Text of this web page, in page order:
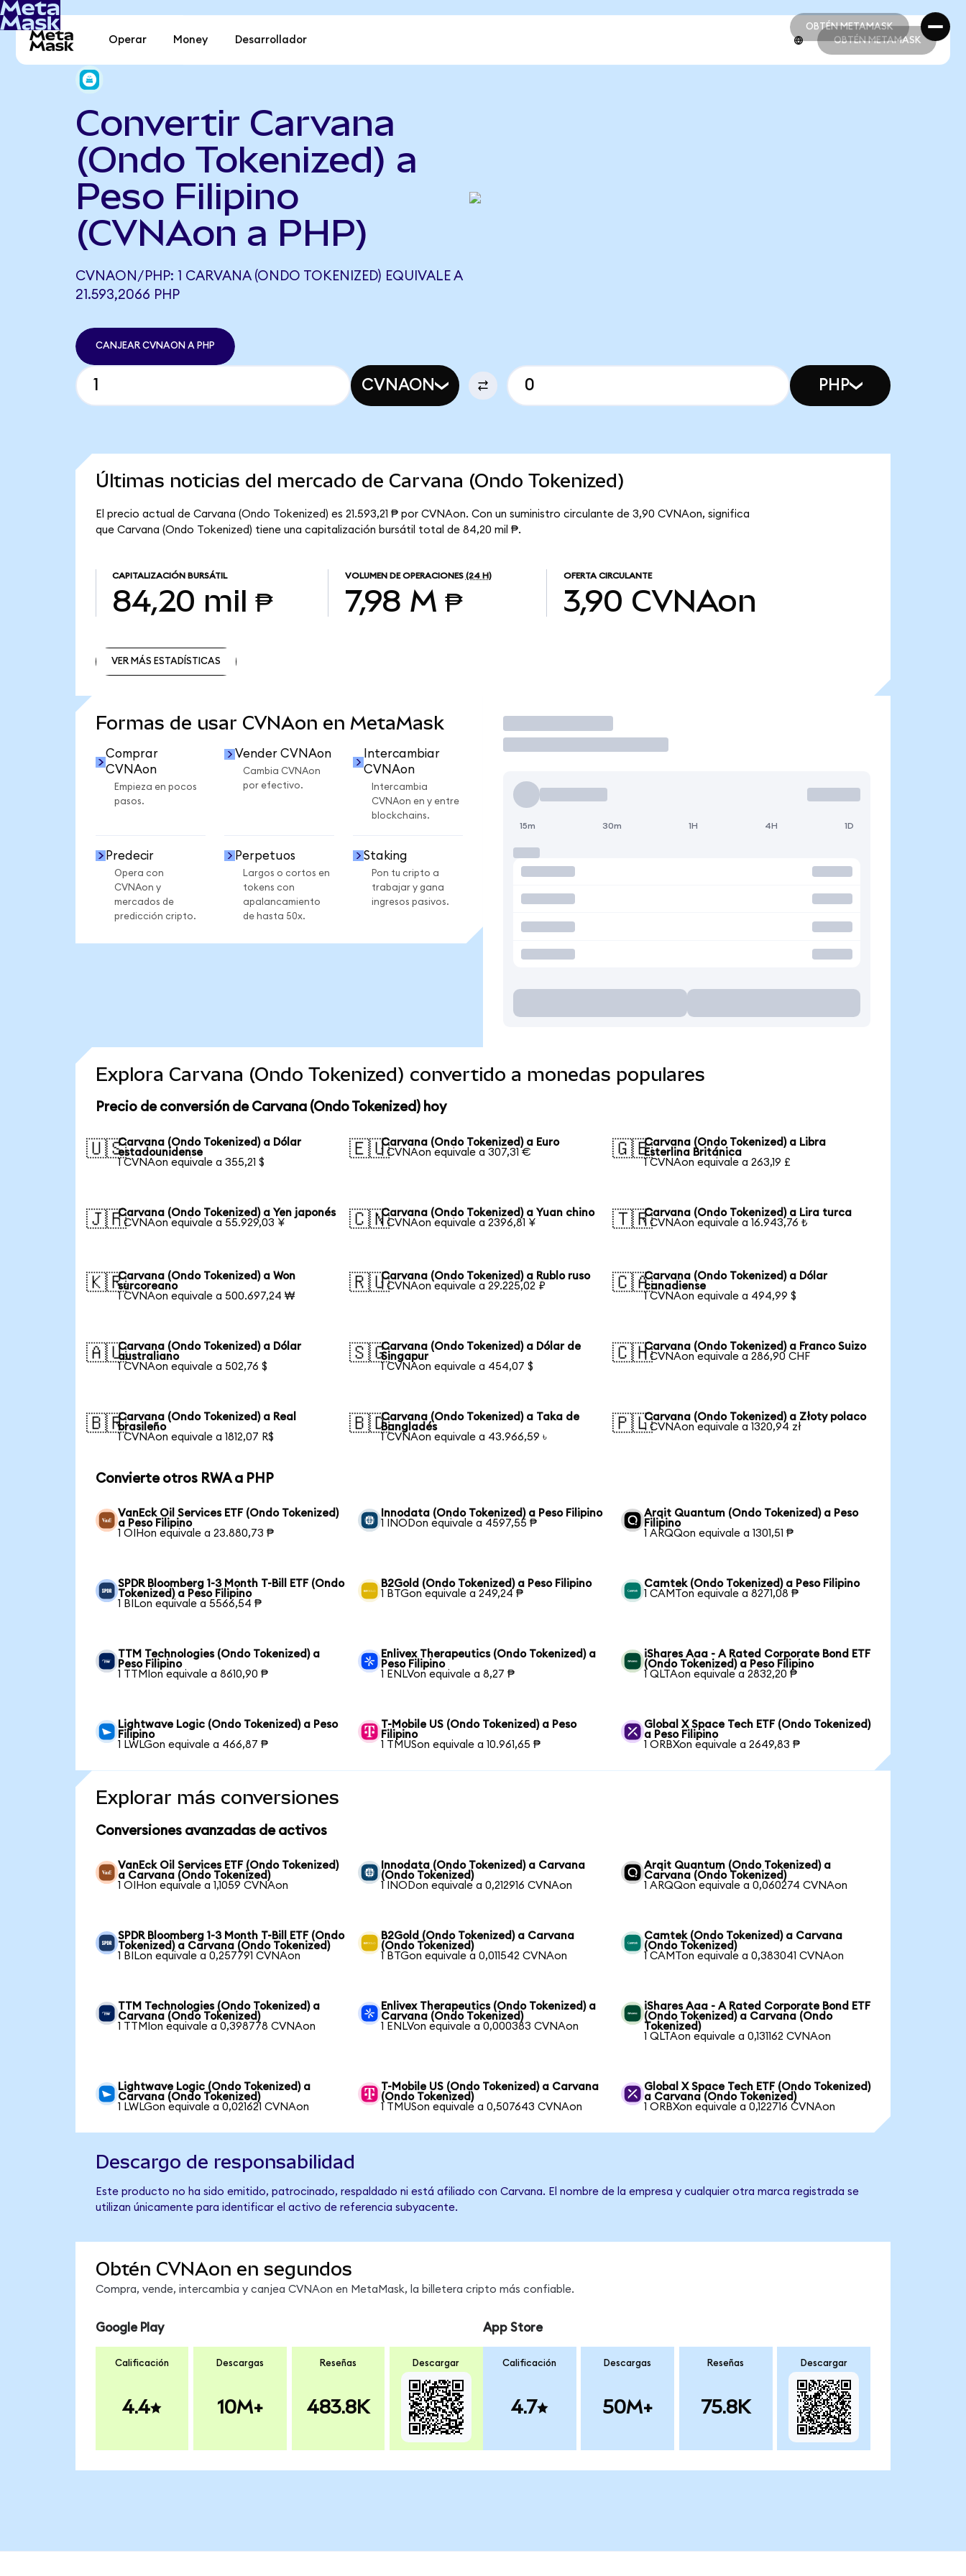
OBTÉN METAMASK
OBTÉN METAMASK
Operar Money Desarrollador OBTÉN METAMASK
Convertir Carvana
(Ondo Tokenized) a
Peso Filipino
(CVNAon a PHP)
CVNAON/PHP: 1 CARVANA (ONDO TOKENIZED) EQUIVALE A
21.593,2066 PHP
CANJEAR CVNAON A PHP
CVNAON PHP
Últimas noticias del mercado de Carvana (Ondo Tokenized)
El precio actual de Carvana (Ondo Tokenized) es 21.593,21 ₱ por CVNAon. Con un suministro circulante de 3,90 CVNAon, significa
que Carvana (Ondo Tokenized) tiene una capitalización bursátil total de 84,20 mil ₱.
CAPITALIZACIÓN BURSÁTIL
84,20 mil ₱
VOLUMEN DE OPERACIONES (24 H)
7,98 M ₱
OFERTA CIRCULANTE
3,90 CVNAon
VER MÁS ESTADÍSTICAS
Formas de usar CVNAon en MetaMask
Comprar
CVNAon
Empieza en pocos
pasos.
Vender CVNAon
Cambia CVNAon
por efectivo.
Intercambiar
CVNAon
Intercambia
CVNAon en y entre
blockchains.
Predecir
Opera con
CVNAon y
mercados de
predicción cripto.
Perpetuos
Largos o cortos en
tokens con
apalancamiento
de hasta 50x.
Staking
Pon tu cripto a
trabajar y gana
ingresos pasivos.
Operar
15m 30m 1H 4H 1D
Explora Carvana (Ondo Tokenized) convertido a monedas populares
Precio de conversión de Carvana (Ondo Tokenized) hoy
🇺🇸Carvana (Ondo Tokenized) a Dólar
estadounidense
1 CVNAon equivale a 355,21 $
🇪🇺Carvana (Ondo Tokenized) a Euro
1 CVNAon equivale a 307,31 €
🇬🇧Carvana (Ondo Tokenized) a Libra
Esterlina Británica
1 CVNAon equivale a 263,19 £
🇯🇵Carvana (Ondo Tokenized) a Yen japonés
1 CVNAon equivale a 55.929,03 ¥
🇨🇳Carvana (Ondo Tokenized) a Yuan chino
1 CVNAon equivale a 2396,81 ¥
🇹🇷Carvana (Ondo Tokenized) a Lira turca
1 CVNAon equivale a 16.943,76 ₺
🇰🇷Carvana (Ondo Tokenized) a Won
surcoreano
1 CVNAon equivale a 500.697,24 ₩
🇷🇺Carvana (Ondo Tokenized) a Rublo ruso
1 CVNAon equivale a 29.225,02 ₽
🇨🇦Carvana (Ondo Tokenized) a Dólar
canadiense
1 CVNAon equivale a 494,99 $
🇦🇺Carvana (Ondo Tokenized) a Dólar
australiano
1 CVNAon equivale a 502,76 $
🇸🇬Carvana (Ondo Tokenized) a Dólar de
Singapur
1 CVNAon equivale a 454,07 $
🇨🇭Carvana (Ondo Tokenized) a Franco Suizo
1 CVNAon equivale a 286,90 CHF
🇧🇷Carvana (Ondo Tokenized) a Real
brasileño
1 CVNAon equivale a 1812,07 R$
🇧🇩Carvana (Ondo Tokenized) a Taka de
Bangladés
1 CVNAon equivale a 43.966,59 ৳
🇵🇱Carvana (Ondo Tokenized) a Złoty polaco
1 CVNAon equivale a 1320,94 zł
Convierte otros RWA a PHP
VanEck Oil Services ETF (Ondo Tokenized)
a Peso Filipino
1 OIHon equivale a 23.880,73 ₱
Innodata (Ondo Tokenized) a Peso Filipino
1 INODon equivale a 4597,55 ₱
Arqit Quantum (Ondo Tokenized) a Peso
Filipino
1 ARQQon equivale a 1301,51 ₱
SPDR Bloomberg 1-3 Month T-Bill ETF (Ondo
Tokenized) a Peso Filipino
1 BILon equivale a 5566,54 ₱
B2Gold (Ondo Tokenized) a Peso Filipino
1 BTGon equivale a 249,24 ₱
Camtek (Ondo Tokenized) a Peso Filipino
1 CAMTon equivale a 8271,08 ₱
TTM Technologies (Ondo Tokenized) a
Peso Filipino
1 TTMIon equivale a 8610,90 ₱
Enlivex Therapeutics (Ondo Tokenized) a
Peso Filipino
1 ENLVon equivale a 8,27 ₱
iShares Aaa - A Rated Corporate Bond ETF
(Ondo Tokenized) a Peso Filipino
1 QLTAon equivale a 2832,20 ₱
Lightwave Logic (Ondo Tokenized) a Peso
Filipino
1 LWLGon equivale a 466,87 ₱
T-Mobile US (Ondo Tokenized) a Peso
Filipino
1 TMUSon equivale a 10.961,65 ₱
Global X Space Tech ETF (Ondo Tokenized)
a Peso Filipino
1 ORBXon equivale a 2649,83 ₱
Explorar más conversiones
Conversiones avanzadas de activos
VanEck Oil Services ETF (Ondo Tokenized)
a Carvana (Ondo Tokenized)
1 OIHon equivale a 1,1059 CVNAon
Innodata (Ondo Tokenized) a Carvana
(Ondo Tokenized)
1 INODon equivale a 0,212916 CVNAon
Arqit Quantum (Ondo Tokenized) a
Carvana (Ondo Tokenized)
1 ARQQon equivale a 0,060274 CVNAon
SPDR Bloomberg 1-3 Month T-Bill ETF (Ondo
Tokenized) a Carvana (Ondo Tokenized)
1 BILon equivale a 0,257791 CVNAon
B2Gold (Ondo Tokenized) a Carvana
(Ondo Tokenized)
1 BTGon equivale a 0,011542 CVNAon
Camtek (Ondo Tokenized) a Carvana
(Ondo Tokenized)
1 CAMTon equivale a 0,383041 CVNAon
TTM Technologies (Ondo Tokenized) a
Carvana (Ondo Tokenized)
1 TTMIon equivale a 0,398778 CVNAon
Enlivex Therapeutics (Ondo Tokenized) a
Carvana (Ondo Tokenized)
1 ENLVon equivale a 0,000383 CVNAon
iShares Aaa - A Rated Corporate Bond ETF
(Ondo Tokenized) a Carvana (Ondo
Tokenized)
1 QLTAon equivale a 0,131162 CVNAon
Lightwave Logic (Ondo Tokenized) a
Carvana (Ondo Tokenized)
1 LWLGon equivale a 0,021621 CVNAon
T-Mobile US (Ondo Tokenized) a Carvana
(Ondo Tokenized)
1 TMUSon equivale a 0,507643 CVNAon
Global X Space Tech ETF (Ondo Tokenized)
a Carvana (Ondo Tokenized)
1 ORBXon equivale a 0,122716 CVNAon
Descargo de responsabilidad
Este producto no ha sido emitido, patrocinado, respaldado ni está afiliado con Carvana. El nombre de la empresa y cualquier otra marca registrada se
utilizan únicamente para identificar el activo de referencia subyacente.
Obtén CVNAon en segundos
Compra, vende, intercambia y canjea CVNAon en MetaMask, la billetera cripto más confiable.
Google Play
Calificación
4.4
Descargas
10M+
Reseñas
483.8K
Descargar
App Store
Calificación
4.7
Descargas
50M+
Reseñas
75.8K
Descargar